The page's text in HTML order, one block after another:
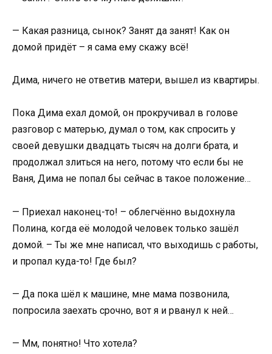
— Какая разница, сынок? Занят да занят! Как он
домой придёт – я сама ему скажу всё!
Дима, ничего не ответив матери, вышел из квартиры.
Пока Дима ехал домой, он прокручивал в голове
разговор с матерью, думал о том, как спросить у
своей девушки двадцать тысяч на долги брата, и
продолжал злиться на него, потому что если бы не
Ваня, Дима не попал бы сейчас в такое положение…
— Приехал наконец-то! – облегчённо выдохнула
Полина, когда её молодой человек только зашёл
домой. – Ты же мне написал, что выходишь с работы,
и пропал куда-то! Где был?
— Да пока шёл к машине, мне мама позвонила,
попросила заехать срочно, вот я и рванул к ней…
— Мм, понятно! Что хотела?